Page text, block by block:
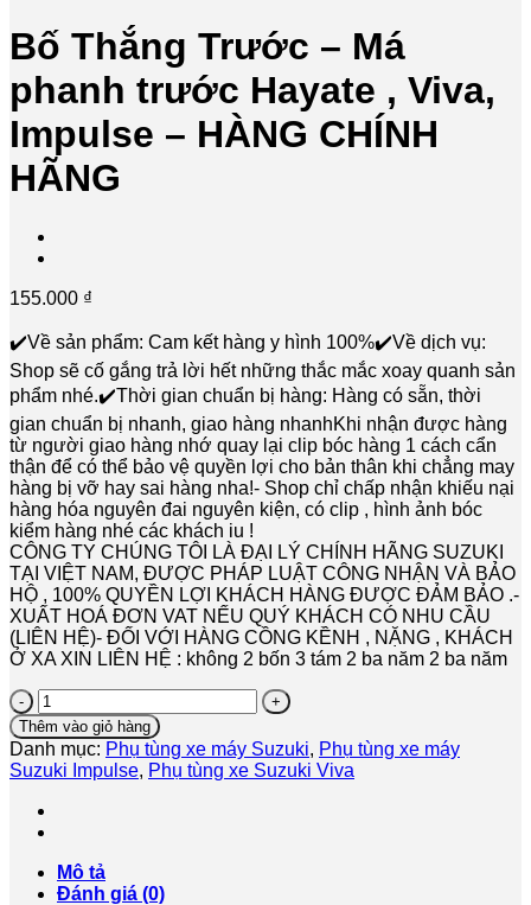
Bố Thắng Trước – Má
phanh trước Hayate , Viva,
Impulse – HÀNG CHÍNH
HÃNG
155.000 ₫
✔️Về sản phẩm: Cam kết hàng y hình 100%✔️Về dịch vụ:
Shop sẽ cố gắng trả lời hết những thắc mắc xoay quanh sản
phẩm nhé.✔️Thời gian chuẩn bị hàng: Hàng có sẵn, thời
gian chuẩn bị nhanh, giao hàng nhanhKhi nhận được hàng
từ người giao hàng nhớ quay lại clip bóc hàng 1 cách cẩn
thận để có thể bảo vệ quyền lợi cho bản thân khi chẳng may
hàng bị vỡ hay sai hàng nha!- Shop chỉ chấp nhận khiếu nại
hàng hóa nguyên đai nguyên kiện, có clip , hình ảnh bóc
kiểm hàng nhé các khách iu !
CÔNG TY CHÚNG TÔI LÀ ĐẠI LÝ CHÍNH HÃNG SUZUKI
TẠI VIỆT NAM, ĐƯỢC PHÁP LUẬT CÔNG NHẬN VÀ BẢO
HỘ , 100% QUYỀN LỢI KHÁCH HÀNG ĐƯỢC ĐẢM BẢO .-
XUẤT HOÁ ĐƠN VAT NẾU QUÝ KHÁCH CÓ NHU CẦU
(LIÊN HỆ)- ĐỐI VỚI HÀNG CỒNG KỀNH , NẶNG , KHÁCH
Ở XA XIN LIÊN HỆ : không 2 bốn 3 tám 2 ba năm 2 ba năm
Bố
Thắng
Trước
-
Má
phanh
trước
,
Viva,
Thêm vào giỏ hàng
Danh mục: Phụ tùng xe máy Suzuki, Phụ tùng xe máy
Suzuki Impulse, Phụ tùng xe Suzuki Viva
Mô tả
Đánh giá (0)